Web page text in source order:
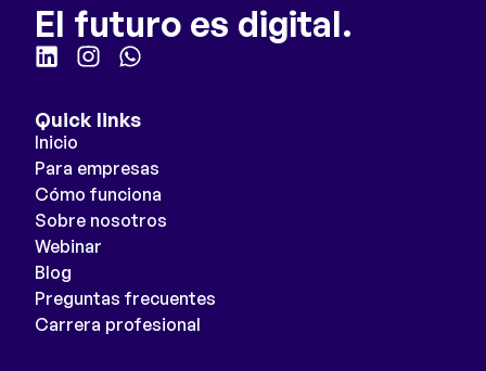
El futuro es digital.
Quick links
Inicio
Para empresas
Cómo funciona
Sobre nosotros
Webinar
Blog
Preguntas frecuentes
Carrera profesional